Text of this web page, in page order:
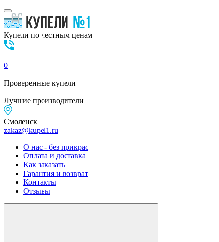
Купели по честным ценам
0
Проверенные купели
Лучшие производители
Смоленск
zakaz@kupel1.ru
О нас - без прикрас
Оплата и доставка
Как заказать
Гарантия и возврат
Контакты
Отзывы